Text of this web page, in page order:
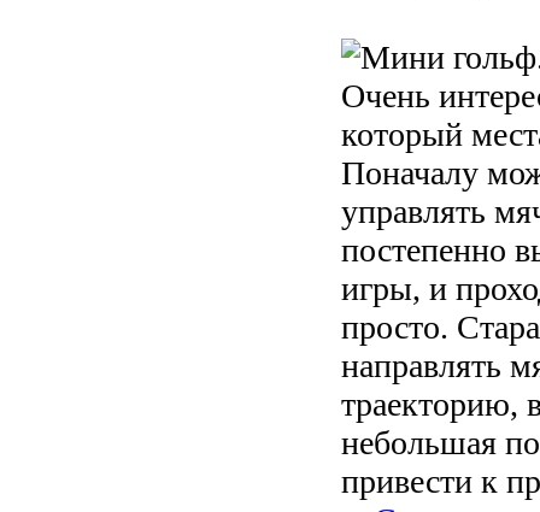
Очень
который
Поначалу
управлять
постепенно
игры, и
просто.
направлять
траекторию,
небольшая
привести к